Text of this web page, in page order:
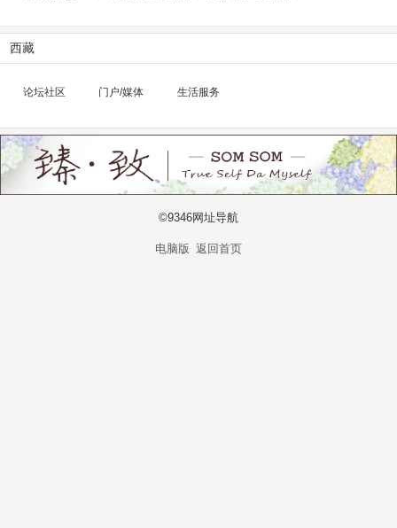
西藏
论坛社区 门户/媒体 生活服务
©9346网址导航
电脑版 返回首页